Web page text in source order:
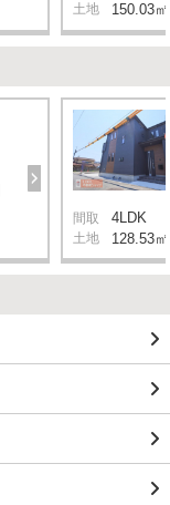
土地 150.03㎡
間取 4LDK
土地 128.53㎡